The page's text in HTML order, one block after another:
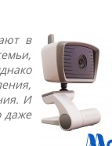
в
И
даже